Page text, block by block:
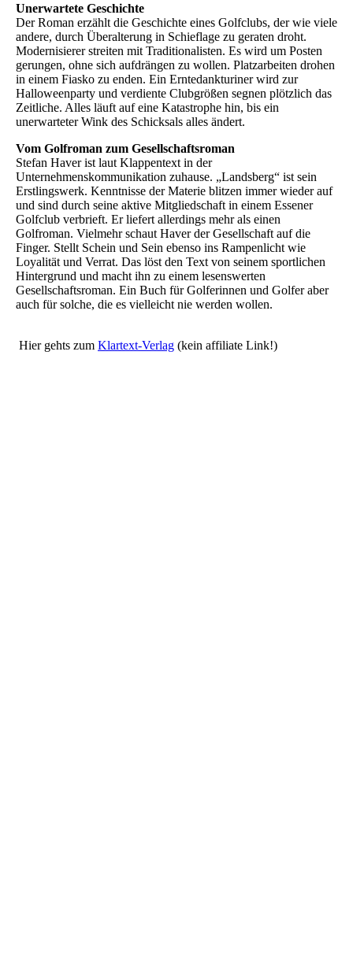
Unerwartete Geschichte
Der Roman erzählt die Geschichte eines Golfclubs, der wie viele
andere, durch Überalterung in Schieflage zu geraten droht.
Modernisierer streiten mit Traditionalisten. Es wird um Posten
gerungen, ohne sich aufdrängen zu wollen. Platzarbeiten drohen
in einem Fiasko zu enden. Ein Erntedankturiner wird zur
Halloweenparty und verdiente Clubgrößen segnen plötzlich das
Zeitliche. Alles läuft auf eine Katastrophe hin, bis ein
unerwarteter Wink des Schicksals alles ändert.
Vom Golfroman zum Gesellschaftsroman
Stefan Haver ist laut Klappentext in der
Unternehmenskommunikation zuhause. „Landsberg“ ist sein
Erstlingswerk. Kenntnisse der Materie blitzen immer wieder auf
und sind durch seine aktive Mitgliedschaft in einem Essener
Golfclub verbrieft. Er liefert allerdings mehr als einen
Golfroman. Vielmehr schaut Haver der Gesellschaft auf die
Finger. Stellt Schein und Sein ebenso ins Rampenlicht wie
Loyalität und Verrat. Das löst den Text von seinem sportlichen
Hintergrund und macht ihn zu einem lesenswerten
Gesellschaftsroman. Ein Buch für Golferinnen und Golfer aber
auch für solche, die es vielleicht nie werden wollen.
Hier gehts zum Klartext-Verlag (kein affiliate Link!)